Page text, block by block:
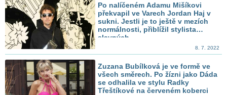
Po nalíčeném Adamu Mišíkovi
překvapil ve Varech Jordan Haj v
sukni. Jestli je to ještě v mezích
normálnosti, přiblížil stylista
slavných
8. 7. 2022
Zuzana Bubílková je ve formě ve
všech směrech. Po žízni jako Dáda
se odhalila ve stylu Radky
Třeštíkové na červeném koberci